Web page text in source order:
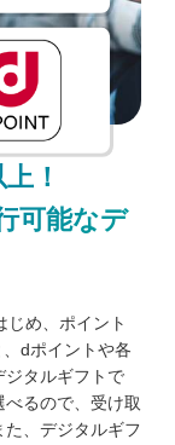
！
可能なデ
じめ、ポイント
dポイントや各
ジタルギフトで
るので、受け取
た、デジタルギフ